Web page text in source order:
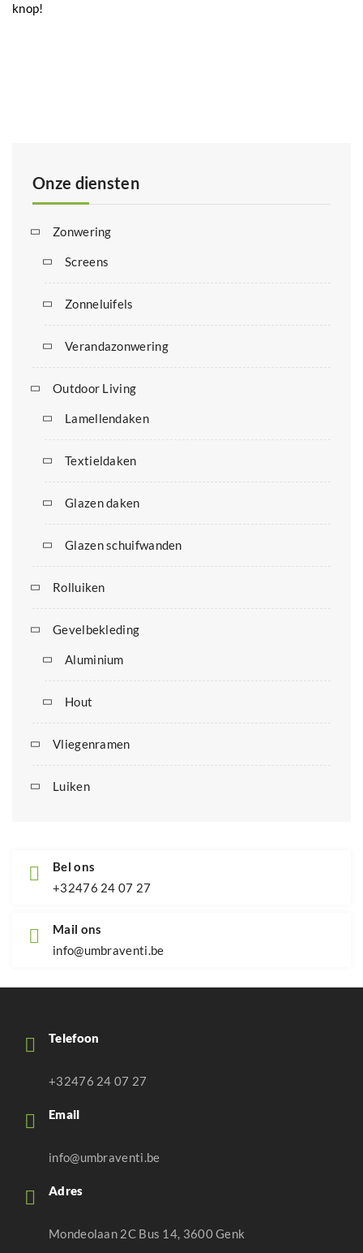
knop!
Onze diensten
Zonwering
Screens
Zonneluifels
Verandazonwering
Outdoor Living
Lamellendaken
Textieldaken
Glazen daken
Glazen schuifwanden
Rolluiken
Gevelbekleding
Aluminium
Hout
Vliegenramen
Luiken
Bel ons
+32476 24 07 27
Mail ons
info@umbraventi.be
Telefoon
+32476 24 07 27
Email
info@umbraventi.be
Adres
Mondeolaan 2C Bus 14, 3600 Genk